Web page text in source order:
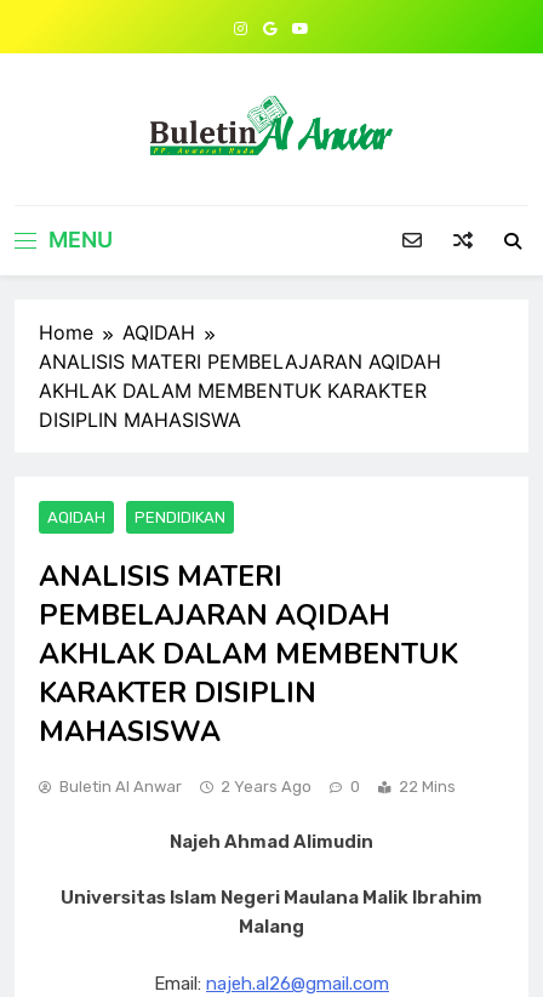
MENU
Home
AQIDAH
ANALISIS MATERI PEMBELAJARAN AQIDAH
AKHLAK DALAM MEMBENTUK KARAKTER
DISIPLIN MAHASISWA
AQIDAH PENDIDIKAN
ANALISIS MATERI
PEMBELAJARAN AQIDAH
AKHLAK DALAM MEMBENTUK
KARAKTER DISIPLIN
MAHASISWA
Buletin Al Anwar 2 Years Ago 0 22 Mins
Najeh Ahmad Alimudin
Universitas Islam Negeri Maulana Malik Ibrahim
Malang
Email: najeh.al26@gmail.com